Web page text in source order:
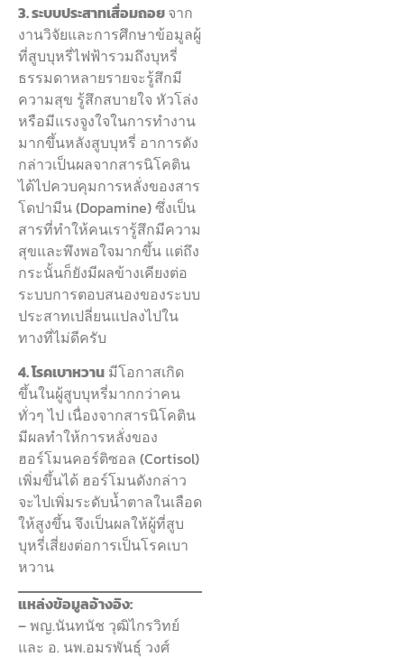
3. ระบบประสาทเสื่อมถอยจาก
งานวิจัยและการศึกษาข้อมูลผู้
ที่สูบบุหรี่ไฟฟ้ารวมถึงบุหรี่
ธรรมดาหลายรายจะรู้สึกมี
ความสุข รู้สึกสบายใจ หัวโล่ง
หรือมีแรงจูงใจในการทำงาน
มากขึ้นหลังสูบบุหรี่ อาการดัง
กล่าวเป็นผลจากสารนิโคติน
ได้ไปควบคุมการหลั่งของสาร
โดปามีน (Dopamine) ซึ่งเป็น
สารที่ทำให้คนเรารู้สึกมีความ
สุขและพึงพอใจมากขึ้น แต่ถึง
กระนั้นก็ยังมีผลข้างเคียงต่อ
ระบบการตอบสนองของระบบ
ประสาทเปลี่ยนแปลงไปใน
ทางที่ไม่ดีครับ
4. โรคเบาหวาน มีโอกาสเกิด
ขึ้นในผู้สูบบุหรี่มากกว่าคน
ทั่วๆ ไป เนื่องจากสารนิโคติน
มีผลทำให้การหลั่งของ
ฮอร์โมนคอร์ติซอล (Cortisol)
เพิ่มขึ้นได้ ฮอร์โมนดังกล่าว
จะไปเพิ่มระดับน้ำตาลในเลือด
ให้สูงขึ้น จึงเป็นผลให้ผู้ที่สูบ
บุหรี่เสี่ยงต่อการเป็นโรคเบา
หวาน
แหล่งข้อมูลอ้างอิง:
– พญ.นันทนัช วุฒิไกรวิทย์
และ อ. นพ.อมรพันธุ์ วงศ์